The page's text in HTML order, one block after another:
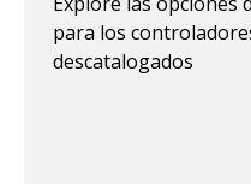
para los
descatalogados